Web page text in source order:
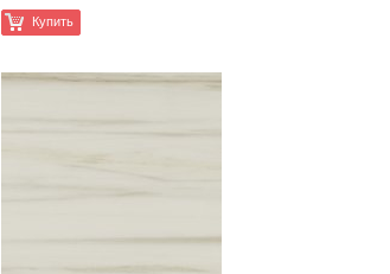
Купить